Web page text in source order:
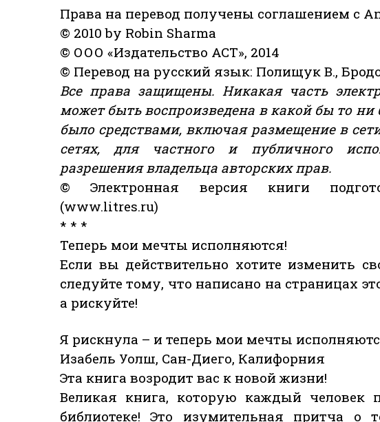
Права на перевод получены соглашением с
© 2010 by Robin Sharma
© ООО «Издательство АСТ», 2014
© Перевод на русский язык: Полищук В.,
Все права защищены. Никакая часть
может быть воспроизведена в какой бы то
было средствами, включая размещение в
сетях, для частного и публичного
разрешения владельца авторских прав.
© Электронная версия книги
(www.litres.ru)
* * *
Теперь мои мечты исполняются!
Если вы действительно хотите изменить
следуйте тому, что написано на страницах
а рискуйте!
Я рискнула – и теперь мои мечты
Изабель Уолш, Сан-Диего, Калифорния
Эта книга возродит вас к новой жизни!
Великая книга, которую каждый человек
библиотеке! Это изумительная притча